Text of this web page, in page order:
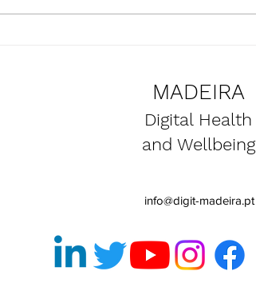
MADEIRA
Digital Health
and Wellbeing
info@digit-madeira.pt